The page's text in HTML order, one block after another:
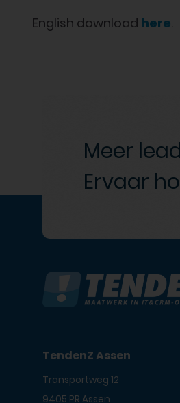
English download here.
Meer
Ervaar
TendenZ Assen
Transportweg 12
9405 PR Assen